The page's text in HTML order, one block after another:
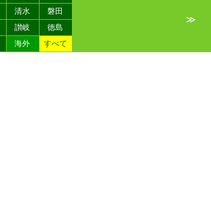
清水
磐田
讃岐
徳島
海外 すべて
≫